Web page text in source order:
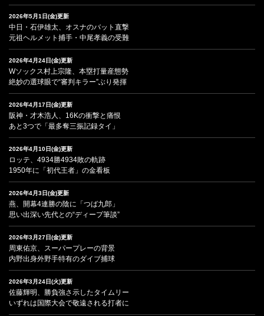
2026年5月1日(金)更新
中日・石伊雄太、オスナのバット直撃
元祖ヘルメット捕手・中尾孝義の受難
2026年4月24日(金)更新
Wソックス村上宗隆、本塁打量産態勢
絶妙の選球眼で“審判キラー”ぶり発揮
2026年4月17日(金)更新
阪神・才木浩人、16Kの衝撃と痛恨
あと3つで「最多奪三振記録タイ」
2026年4月10日(金)更新
ロッテ、4934勝4934敗の軌跡
1950年に「初代王者」の金看板
2026年4月3日(金)更新
燕、開幕4連勝の陰に「つば九郎」
思い出深い先代との“ディープ筆談”
2026年3月27日(金)更新
周東佑京、スーパープレーの背景
内野出身外野手特有のダイブ捕球
2026年3月24日(火)更新
佐藤輝明、勝負強さ示したタイムリー
いずれは国際大会で敬遠される打者に